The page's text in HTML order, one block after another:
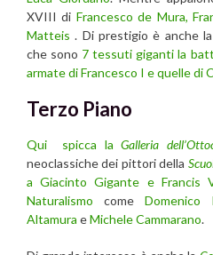
XVIII di Francesco de Mura,
Matteis . Di prestigio è anche
che sono 7 tessuti giganti la
armate di Francesco I e
Terzo Piano
Qui spicca la Galleria
neoclassiche dei pittori della
a Giacinto Gigante e Francis
Naturalismo comeDomenico
Altamura eMichele Cammarano.